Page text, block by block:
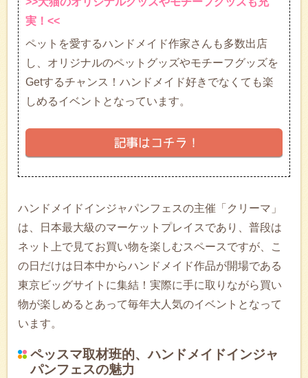
実！<<
ペットを愛するハンドメイド作家さんも多数出店
し、オリジナルのペットグッズやモチーフグッズを
Getするチャンス！ハンドメイド好きでなくても楽
しめるイベントとなっています。
ハンドメイドインジャパンフェスの主催「クリーマ」
は、日本最大級のマーケットプレイスであり、普段は
ネット上で見てお買い物を楽しむスペースですが、こ
の日だけは日本中からハンドメイド作品が開場である
東京ビッグサイトに集結！実際に手に取りながら買い
物が楽しめるとあって毎年大人気のイベントとなって
います。
ペッスマ取材班的、ハンドメイドインジャ
パンフェスの魅力